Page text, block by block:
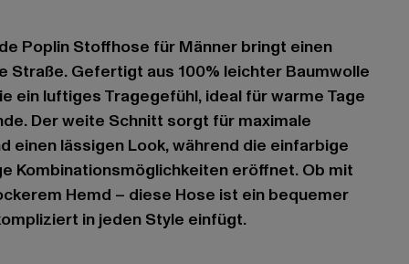
Poplin Stoffhose für Männer bringt einen
Straße. Gefertigt aus 100% leichter Baumwolle
ein luftiges Tragegefühl, ideal für warme Tage
Der weite Schnitt sorgt für maximale
einen lässigen Look, während die einfarbige
Kombinationsmöglichkeiten eröffnet. Ob mit
Hemd – diese Hose ist ein bequemer
in jeden Style einfügt.